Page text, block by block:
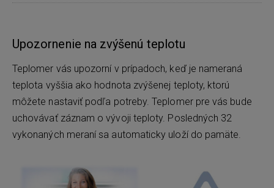
Upozornenie na zvýšenú teplotu
Teplomer vás upozorní v prípadoch, keď je nameraná
teplota vyššia ako hodnota zvýšenej teploty, ktorú
môžete nastaviť podľa potreby. Teplomer pre vás bude
uchovávať záznam o vývoji teploty. Posledných 32
vykonaných meraní sa automaticky uloží do pamäte.